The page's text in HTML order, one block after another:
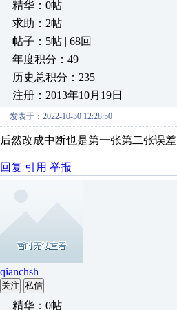
精华：0帖
求助：2帖
帖子：5帖 | 68回
年度积分：49
历史总积分：235
注册：2013年10月19日
发表于：2022-10-30 12:28:50
后然改成中断也是第一张第二张误差
回复 引用 举报
qianchsh
关注 私信
精华：0帖